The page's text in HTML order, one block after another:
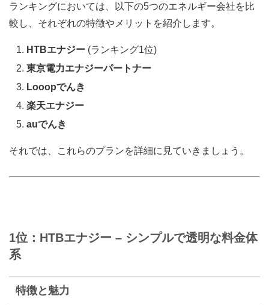
ランキングにおいては、以下の5つのエネルギー会社を比
較し、それぞれの特徴やメリットを紹介します。
HTBエナジー (ランキング1位)
東京電力エナジーパートナー
Looopでんき
楽天エナジー
auでんき
それでは、これらのプランを詳細に見ていきましょう。
1位：HTBエナジー – シンプルで透明な料金体
系
特徴と魅力